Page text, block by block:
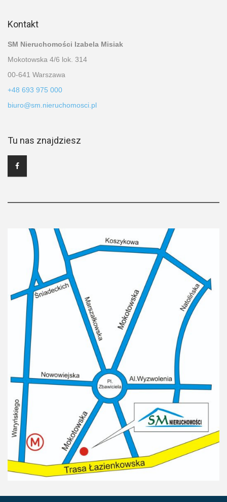
Kontakt
SM Nieruchomości Izabela Misiak
Mokotowska 4/6 lok. 314
00-641 Warszawa
+48 693 975 000
biuro@sm.nieruchomosci.pl
Tu nas znajdziesz